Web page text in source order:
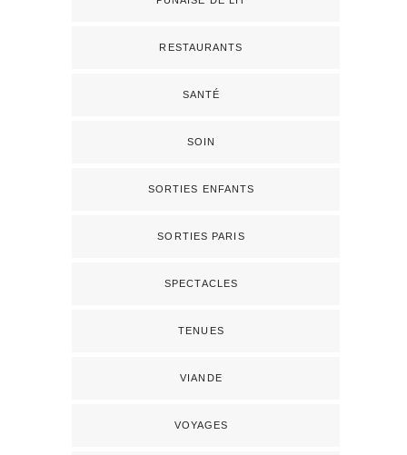
RESTAURANTS
SANTÉ
SOIN
SORTIES ENFANTS
SORTIES PARIS
SPECTACLES
TENUES
VIANDE
VOYAGES